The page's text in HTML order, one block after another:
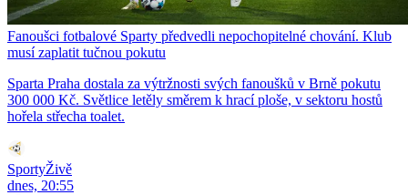
Fanoušci fotbalové Sparty předvedli nepochopitelné chování. Klub
musí zaplatit tučnou pokutu
Sparta Praha dostala za výtržnosti svých fanoušků v Brně pokutu
300 000 Kč. Světlice letěly směrem k hrací ploše, v sektoru hostů
hořela střecha toalet.
SportyŽivě
dnes, 20:55